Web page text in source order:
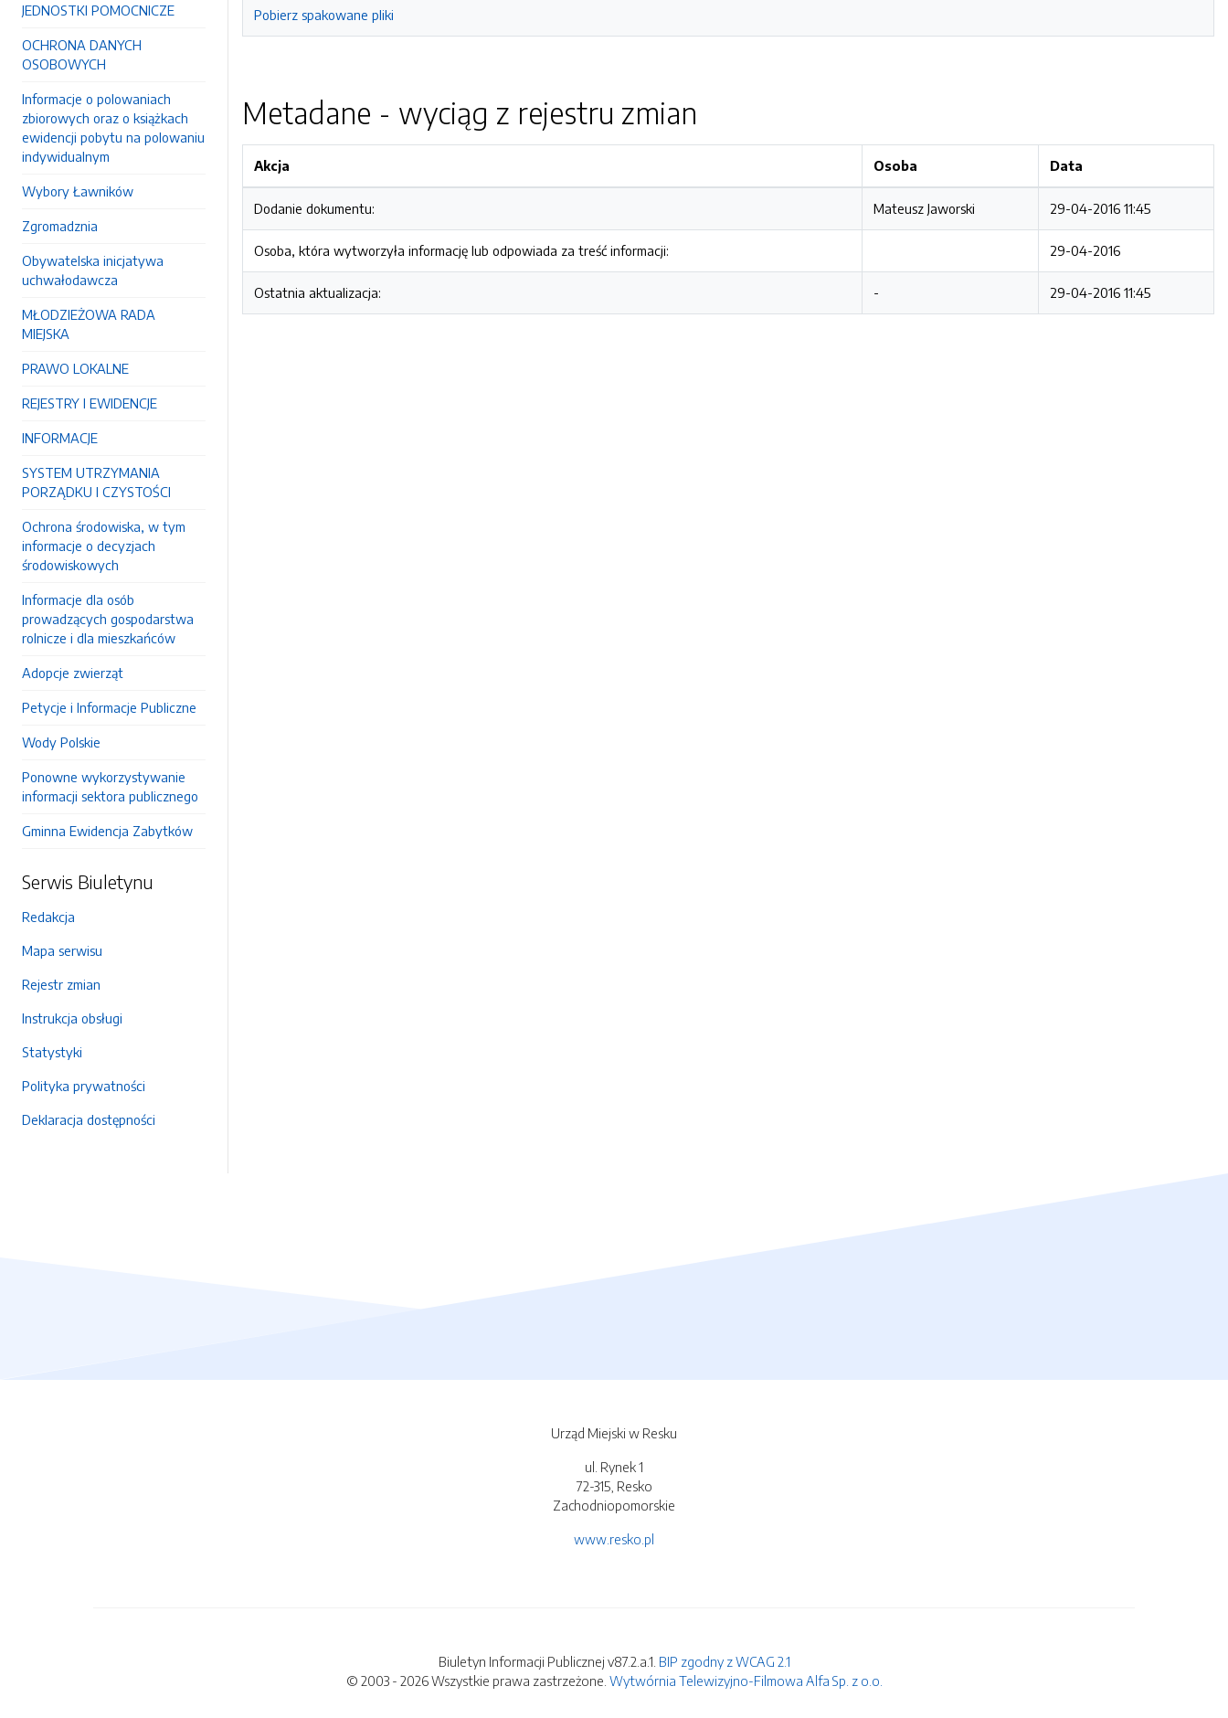
JEDNOSTKI POMOCNICZE
OCHRONA DANYCH
OSOBOWYCH
Informacje o polowaniach
zbiorowych oraz o książkach
ewidencji pobytu na polowaniu
indywidualnym
Wybory Ławników
Zgromadznia
Obywatelska inicjatywa
uchwałodawcza
MŁODZIEŻOWA RADA
MIEJSKA
PRAWO LOKALNE
REJESTRY I EWIDENCJE
INFORMACJE
SYSTEM UTRZYMANIA
PORZĄDKU I CZYSTOŚCI
Ochrona środowiska, w tym
informacje o decyzjach
środowiskowych
Informacje dla osób
prowadzących gospodarstwa
rolnicze i dla mieszkańców
Adopcje zwierząt
Petycje i Informacje Publiczne
Wody Polskie
Ponowne wykorzystywanie
informacji sektora publicznego
Gminna Ewidencja Zabytków
Serwis Biuletynu
Redakcja
Mapa serwisu
Rejestr zmian
Instrukcja obsługi
Statystyki
Polityka prywatności
Deklaracja dostępności
Pobierz spakowane pliki
Metadane - wyciąg z rejestru zmian
Akcja Osoba Data
Dodanie dokumentu: Mateusz Jaworski 29-04-2016 11:45
Osoba, która wytworzyła informację lub odpowiada za treść informacji: 29-04-2016
Ostatnia aktualizacja: - 29-04-2016 11:45
Urząd Miejski w Resku
ul. Rynek 1
72-315, Resko
Zachodniopomorskie
www.resko.pl
Biuletyn Informacji Publicznej v87.2.a.1. BIP zgodny z WCAG 2.1
© 2003 - 2026 Wszystkie prawa zastrzeżone. Wytwórnia Telewizyjno-Filmowa Alfa Sp. z o.o.